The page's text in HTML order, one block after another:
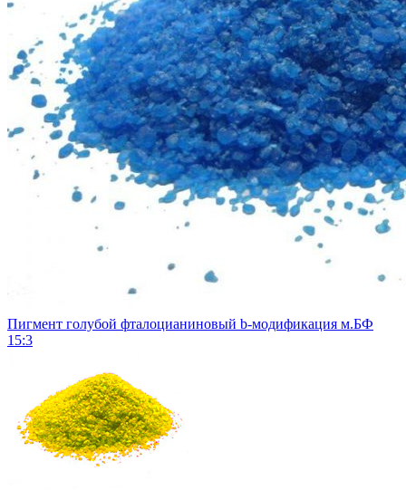
Пигмент голубой фталоцианиновый b-модификация м.БФ
15:3